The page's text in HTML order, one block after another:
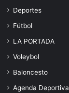
Deportes
Fútbol
LA PORTADA
Voleybol
Baloncesto
Agenda Deportiva